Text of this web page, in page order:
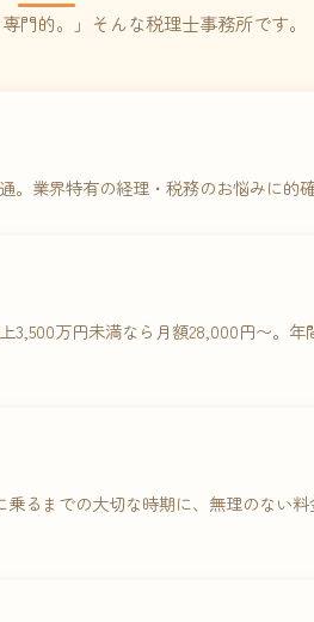
門的。」そんな税理士事務所です。
業界特有の経理・税務のお悩みに的
3,500万円未満なら月額28,000円〜。年
るまでの大切な時期に、無理のない料